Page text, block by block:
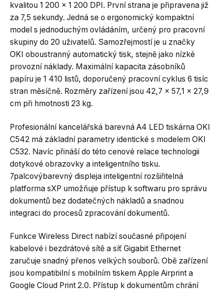
kvalitou 1 200 x 1 200 DPI. První strana je připravena již
za 7,5 sekundy. Jedná se o ergonomický kompaktní
model s jednoduchým ovládáním, určený pro pracovní
skupiny do 20 uživatelů. Samozřejmostí je u značky
OKI oboustranný automatický tisk, stejně jako nízké
provozní náklady. Maximální kapacita zásobníků
papíru je 1 410 listů, doporučený pracovní cyklus 6 tisíc
stran měsíčně. Rozměry zařízení jsou 42,7 x 57,1 x 27,9
cm při hmotnosti 23 kg.
Profesionální kancelářská barevná A4 LED tiskárna OKI
C542 má základní parametry identické s modelem OKI
C532. Navíc přináší do této cenové relace technologii
dotykové obrazovky a inteligentního tisku.
7palcovýbarevný displeja inteligentní rozšiřitelná
platforma sXP umožňuje přístup k softwaru pro správu
dokumentů bez dodatečných nákladů a snadnou
integraci do procesů zpracování dokumentů.
Funkce Wireless Direct nabízí současné připojení
kabelové i bezdrátové sítě a síť Gigabit Ethernet
zaručuje snadný přenos velkých souborů. Obě zařízení
jsou kompatibilní s mobilním tiskem Apple Airprint a
Google Cloud Print 2.0. Přístup k dokumentům chrání